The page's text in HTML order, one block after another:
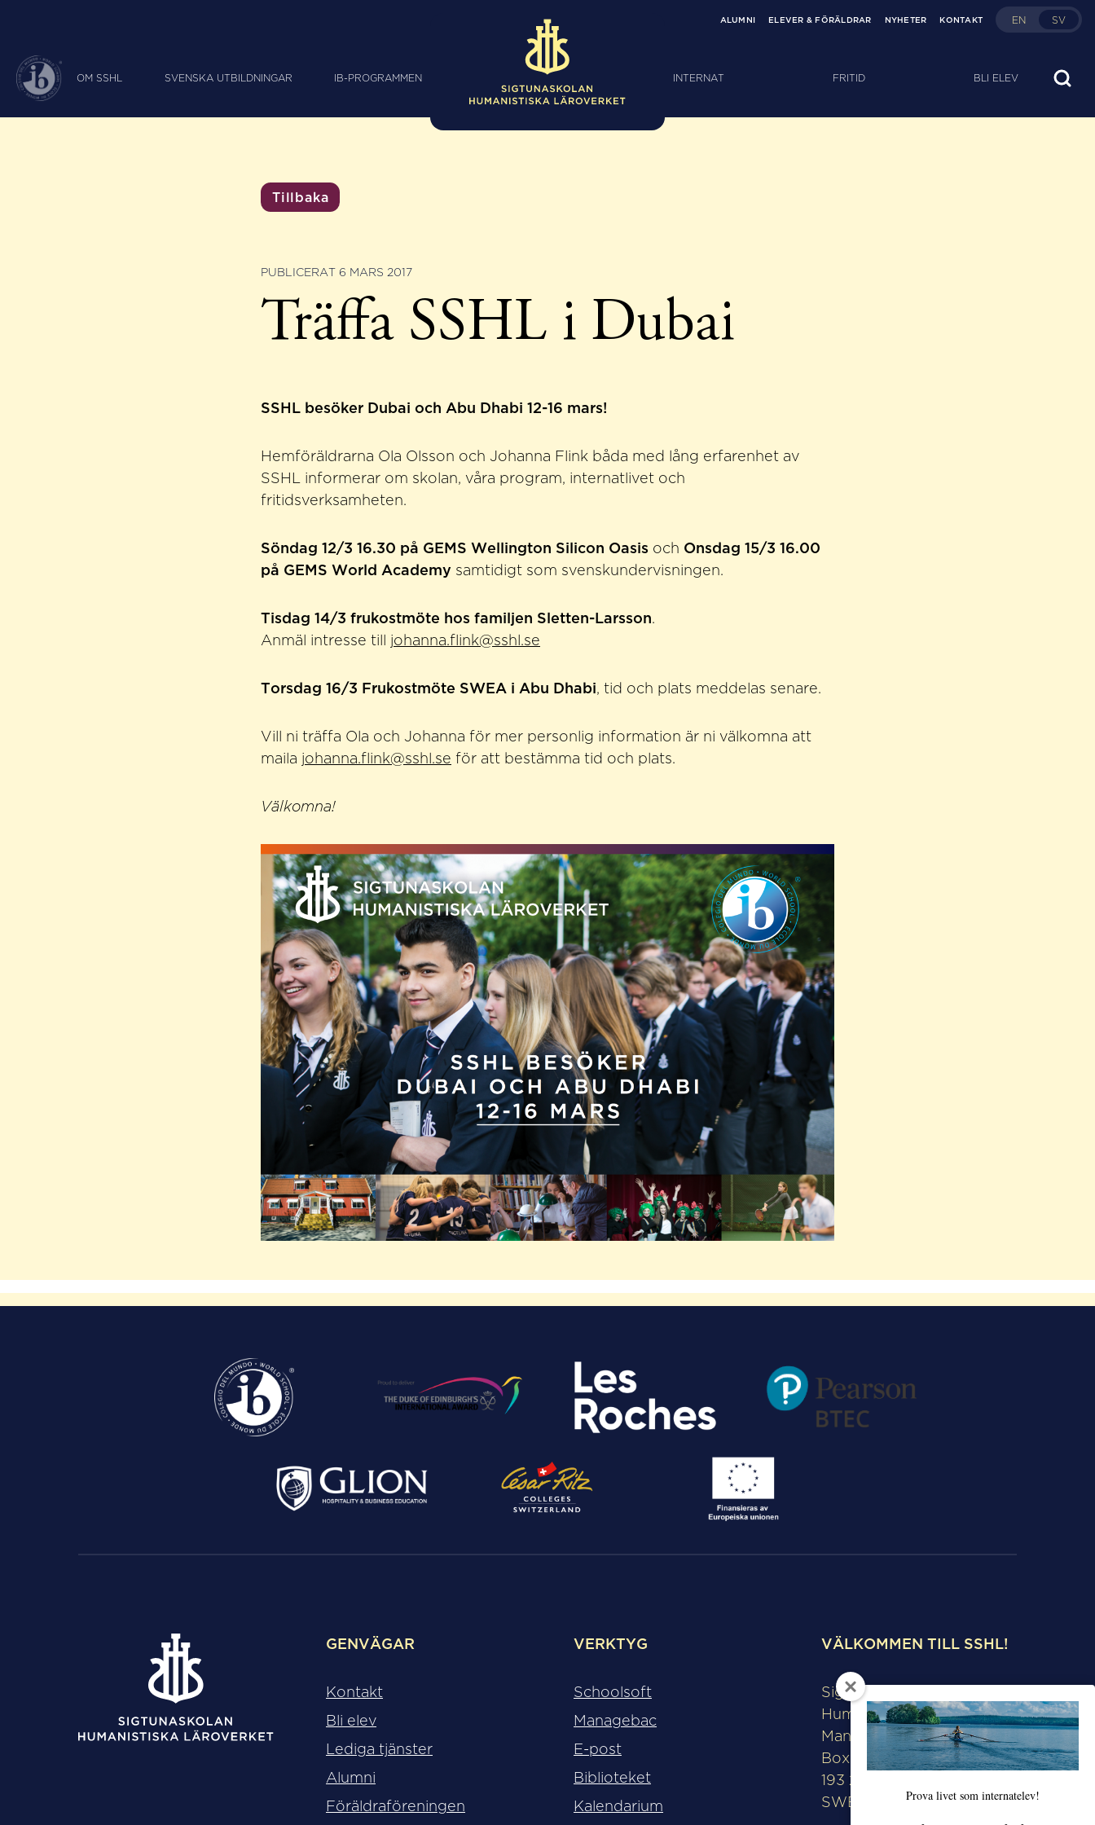
ALUMNI ELEVER & FÖRÄLDRAR NYHETER KONTAKT EN SV
OM SSHL SVENSKA UTBILDNINGAR IB-PROGRAMMEN INTERNAT FRITID BLI ELEV
Tillbaka
PUBLICERAT 6 MARS 2017
Träffa SSHL i Dubai
SSHL besöker Dubai och Abu Dhabi 12-16 mars!
Hemföräldrarna Ola Olsson och Johanna Flink båda med lång erfarenhet av
SSHL informerar om skolan, våra program, internatlivet och
fritidsverksamheten.
Söndag 12/3 16.30 på GEMS Wellington Silicon Oasis och Onsdag 15/3 16.00
på GEMS World Academy samtidigt som svenskundervisningen.
Tisdag 14/3 frukostmöte hos familjen Sletten-Larsson.
Anmäl intresse till johanna.flink@sshl.se
Torsdag 16/3 Frukostmöte SWEA i Abu Dhabi, tid och plats meddelas senare.
Vill ni träffa Ola och Johanna för mer personlig information är ni välkomna att
maila johanna.flink@sshl.se för att bestämma tid och plats.
Välkomna!
GENVÄGAR
Kontakt
Bli elev
Lediga tjänster
Alumni
Föräldraföreningen
VERKTYG
Schoolsoft
Managebac
E-post
Biblioteket
Kalendarium
VÄLKOMMEN TILL SSHL!
Sigtunaskolan
Humanistiska Läroverket
Manfred Björkquists allé 8
Box 508
193 28 Sigtuna
SWEDEN
Prova livet som internatelev!